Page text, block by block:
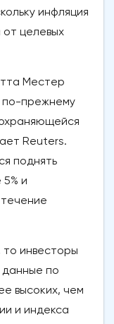
инфляция
целевых
Местер
по-прежнему
Reuters.
поднять
и
то инвесторы
по
высоких, чем
и индекса